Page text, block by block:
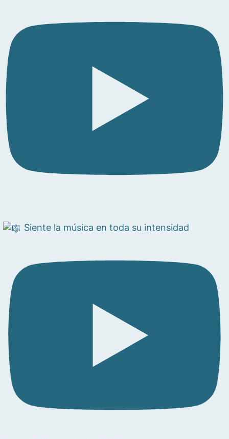
Siente la música en toda su intensidad